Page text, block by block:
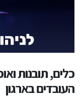
קבלת אישורים
ניהול תהליך הערכת
בקרה
איך להתחיל להשתמש
כלים, תובנות
העובדים בארגון